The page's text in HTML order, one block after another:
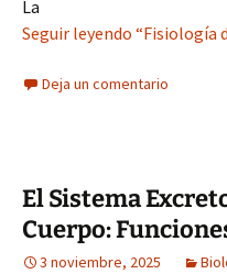
La
Seguir leyendo “Fisiología
Deja un comentario
El Sistema
Cuerpo:
3 noviembre, 2025